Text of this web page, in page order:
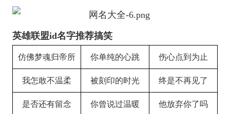
英雄联盟id名字推荐搞笑
仿佛梦魂归帝所 你单纯的心跳 伤心点到为止
我怎敢不温柔 被刻印的时光 终是不再见了
是否还有留念 你曾说过温暖 他放弃你了吗